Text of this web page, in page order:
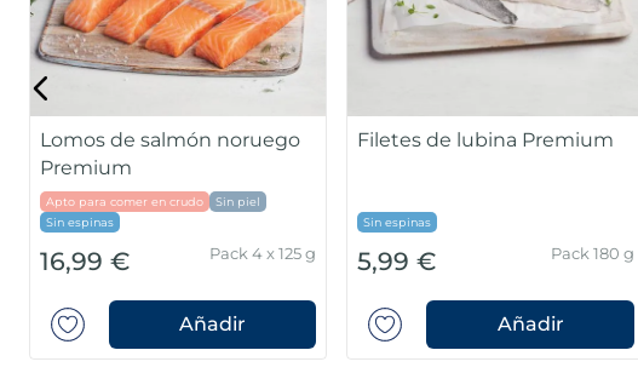
merluza austral
Pack 4 un
Añadir
Lomos bacalao MSC al
16,99 € Pack 4 x 125 g
Añadir
5,99 €